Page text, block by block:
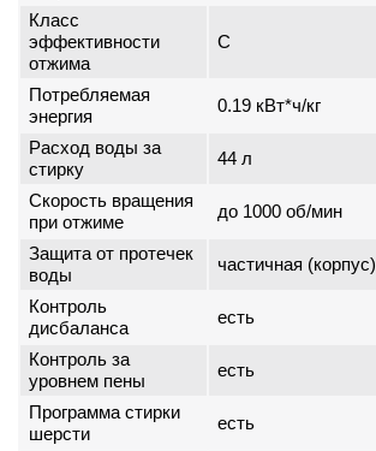
Класс
эффективности
отжима
C
Потребляемая
энергия
0.19 кВт*ч/кг
Расход воды за
стирку
44 л
Скорость вращения
при отжиме
до 1000 об/мин
Защита от протечек
воды
частичная (корпус)
Контроль
дисбаланса
есть
Контроль за
уровнем пены
есть
Программа стирки
шерсти
есть